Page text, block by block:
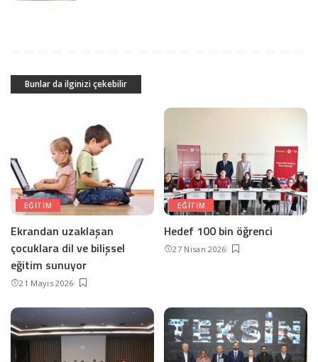
Bunlar da ilginizi çekebilir
EĞITIM
Ekrandan uzaklaşan
çocuklara dil ve bilişsel
eğitim sunuyor
21 Mayıs 2026
EĞITIM
Hedef 100 bin öğrenci
27 Nisan 2026